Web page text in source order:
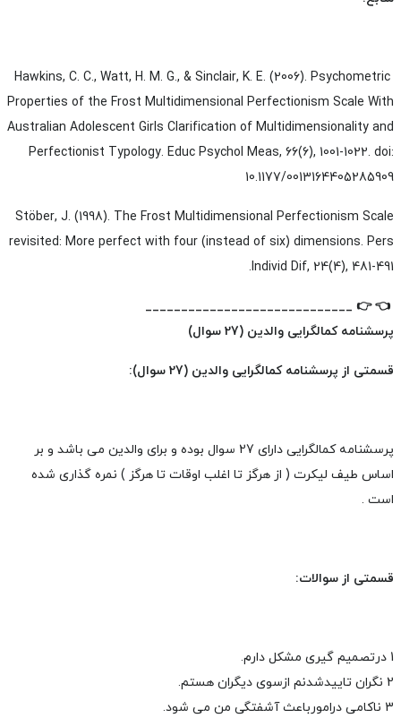
Hawkins, C. C., Watt, H. M. G., & Sinclair, K. E. (2006). Psychometric
Properties of the Frost Multidimensional Perfectionism Scale With
Australian Adolescent Girls Clarification of Multidimensionality and
Perfectionist Typology. Educ Psychol Meas, 66(6), 1001-1022. doi:
10.1177/0013164405285909
Stöber, J. (1998). The Frost Multidimensional Perfectionism Scale
revisited: More perfect with four (instead of six) dimensions. Pers
Individ Dif, 24(4), 481-491.
👈
👉
_____________________________
پرسشنامه کمالگرایی والدین (27 سوال)
قسمتی از پرسشنامه کمالگرایی والدین (27 سوال):
پرسشنامه کمالگرایی دارای 27 سوال بوده و برای والدین می باشد و بر
اساس طیف لیکرت ( از هرگز تا اغلب اوقات تا هرگز ) نمره گذاری شده
است .
قسمتی از سوالات:
1 درتصمیم گیری مشکل دارم.
2 نگران تاییدشدنم ازسوی دیگران هستم.
3 ناکامی درامورباعث آشفتگی من می شود.